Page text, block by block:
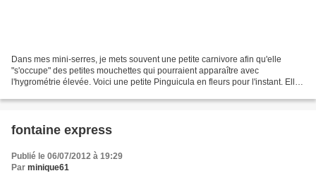
Dans mes mini-serres, je mets souvent une petite carnivore afin qu'elle
"s'occupe" des petites mouchettes qui pourraient apparaître avec
l'hygrométrie élevée. Voici une petite Pinguicula en fleurs pour l'instant. Elle
fontaine express
Publié le 06/07/2012 à 19:29
Par minique61